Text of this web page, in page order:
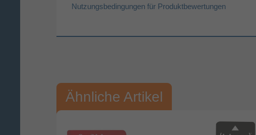
Nutzungsbedingungen für Produktbewertungen
Ihre Bewertung:
Bitte mindestens 20 Wörter eingeben
Ihr Kommentar*
Ähnliche Artikel